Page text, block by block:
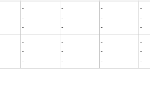
-
-
-
-
-
-
-
-
-
-
-
-
-
-
-
-
-
-
-
-
-
-
-
-